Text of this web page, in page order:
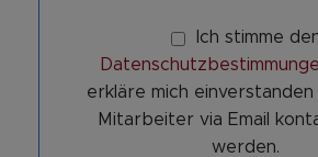
Ich stimme
erkläre mich einverstanden
Mitarbeiter via Email
werden.